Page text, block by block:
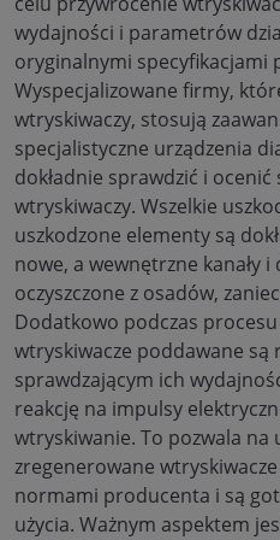
wydajności i parametrów
oryginalnymi specyfikacjami
Wyspecjalizowane firmy,
wtryskiwaczy, stosują
specjalistyczne urządzenia
dokładnie sprawdzić i
wtryskiwaczy. Wszelkie
uszkodzone elementy są
nowe, a wewnętrzne kanały i
oczyszczone z osadów,
Dodatkowo podczas
wtryskiwacze poddawane
sprawdzającym ich
reakcję na impulsy
wtryskiwanie. To pozwala na
zregenerowane wtryskiwacze
normami producenta i są
użycia. Ważnym aspektem